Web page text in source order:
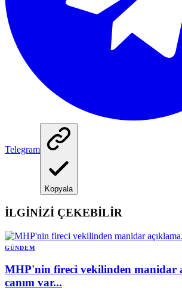
Telegram
Kopyala
İLGİNİZİ ÇEKEBİLİR
GÜNDEM
MHP'nin fireci vekilinden manidar
canım var...